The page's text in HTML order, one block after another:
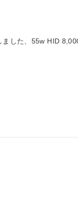
した、55w HID